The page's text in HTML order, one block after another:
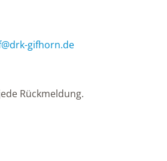
@drk-gifhorn.de
Rückmeldung.